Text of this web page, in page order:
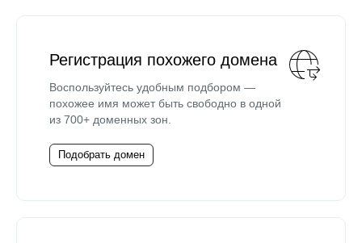
Регистрация похожего домена
Воспользуйтесь удобным подбором —
похожее имя может быть свободно в одной
из 700+ доменных зон.
Подобрать домен